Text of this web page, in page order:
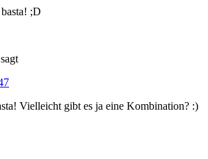
;D
sagt
Vielleicht gibt es ja eine Kombination? :)